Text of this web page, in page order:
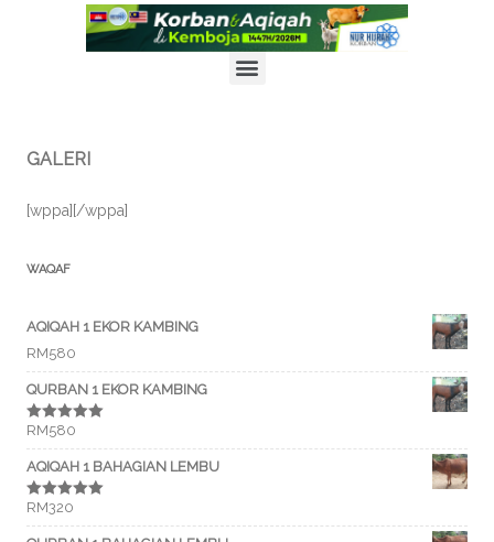
PENYERTAAN PROGRAM KORBAN & AQIQAH DI KEMBOJA
1447H/2026M KINI DIBUKA! DAFTAR SEGERA!
KLIK UNTUK INFO LANJUT
GALERI
[wppa][/wppa]
WAQAF
AQIQAH 1 EKOR KAMBING
RM580
QURBAN 1 EKOR KAMBING
Rated5.00
out of 5
RM580
AQIQAH 1 BAHAGIAN LEMBU
Rated5.00
out of 5
RM320